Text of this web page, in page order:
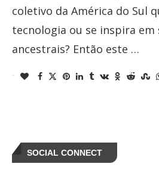
coletivo da América do Sul
tecnologia ou se inspira em
ancestrais? Então este …
SOCIAL CONNECT